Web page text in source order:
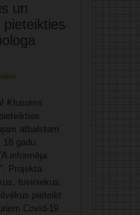
un
pieteikties
Klusums
atbalstam
18 gadu
informēja
Projekta
tuviniekus,
pieteikt
Covid-19